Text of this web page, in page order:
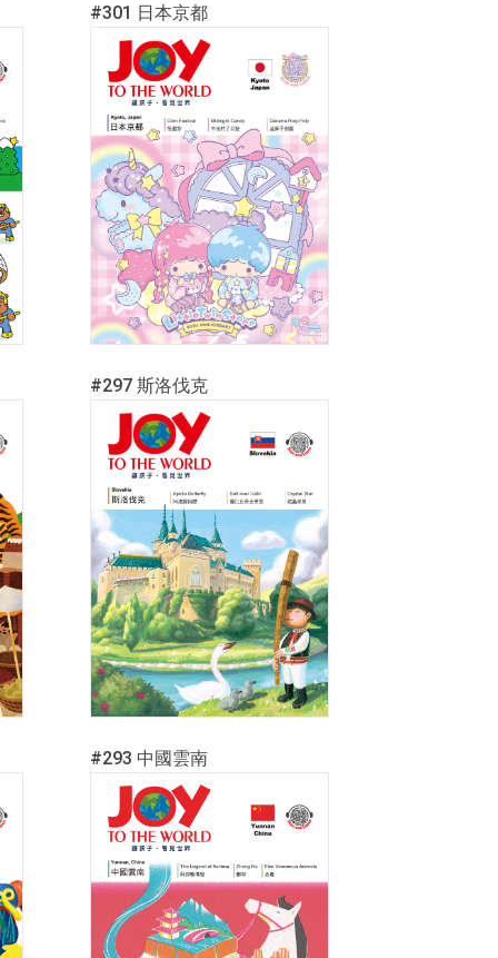
#301 日本京都
#297 斯洛伐克
#293 中國雲南